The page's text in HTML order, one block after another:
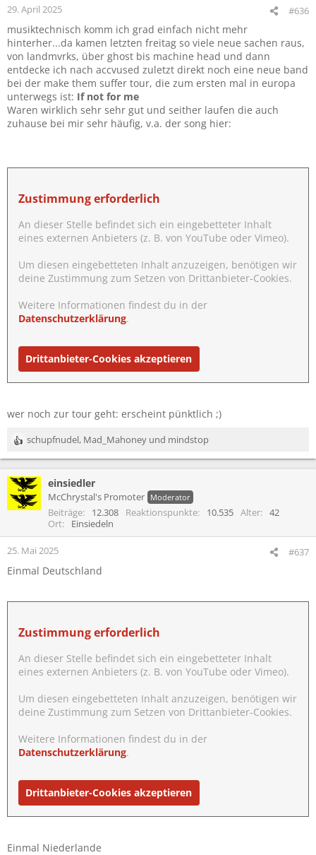
e
:
29. April 2025 #636
musiktechnisch komm ich grad einfach nicht mehr
hinterher...da kamen letzten freitag so viele neue sachen raus,
von landmvrks, über ghost bis machine head und dann
entdecke ich nach accvused zuletzt direkt noch eine neue band
bei der make them suffer tour, die zum ersten mal in europa
unterwegs ist: If not for me
Waren wirklich sehr sehr gut und seither laufen die auch
zuhause bei mir sehr häufig, v.a. der song hier:
Zustimmung erforderlich
An dieser Stelle befindet sich ein eingebetteter Inhalt
eines externen Anbieters (z. B. von YouTube oder Vimeo).
Um diesen eingebetteten Inhalt anzuzeigen, benötigen wir
deine Zustimmung zum Setzen von Drittanbieter-Cookies.
Weitere Informationen findest du in der
Datenschutzerklärung.
Drittanbieter-Cookies akzeptieren
wer noch zur tour geht: erscheint pünktlich ;)
R
e
k
t
i
n
e
:
schupfnudel, Mad_Mahoney und mindstop
einsiedler
McChrystal's Promoter Moderator
Beiträge 12.308 Reaktionspunkte 10.535 Alter
42
Ort
Einsiedeln
25. Mai 2025 #637
Einmal Deutschland
Zustimmung erforderlich
An dieser Stelle befindet sich ein eingebetteter Inhalt
eines externen Anbieters (z. B. von YouTube oder Vimeo).
Um diesen eingebetteten Inhalt anzuzeigen, benötigen wir
deine Zustimmung zum Setzen von Drittanbieter-Cookies.
Weitere Informationen findest du in der
Datenschutzerklärung.
Drittanbieter-Cookies akzeptieren
Einmal Niederlande